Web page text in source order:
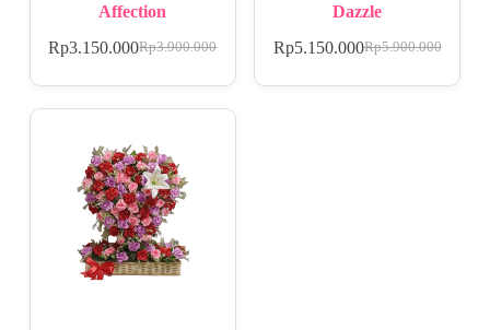
Affection
Rp3.900.000
Rp3.150.000
Dazzle
Rp5.900.000
Rp5.150.000